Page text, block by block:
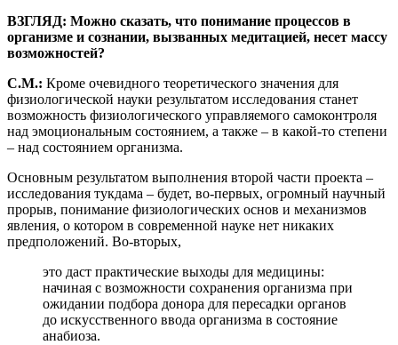
ВЗГЛЯД: Можно сказать, что понимание процессов в
организме и сознании, вызванных медитацией, несет массу
возможностей?
С.М.: Кроме очевидного теоретического значения для
физиологической науки результатом исследования станет
возможность физиологического управляемого самоконтроля
над эмоциональным состоянием, а также – в какой-то степени
– над состоянием организма.
Основным результатом выполнения второй части проекта –
исследования тукдама – будет, во-первых, огромный научный
прорыв, понимание физиологических основ и механизмов
явления, о котором в современной науке нет никаких
предположений. Во-вторых,
это даст практические выходы для медицины:
начиная с возможности сохранения организма при
ожидании подбора донора для пересадки органов
до искусственного ввода организма в состояние
анабиоза.